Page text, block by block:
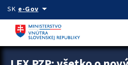
Preskocit na hlavný obsah
SK e-Govarrow_drop_down
Zastavit automatický posun upútavok